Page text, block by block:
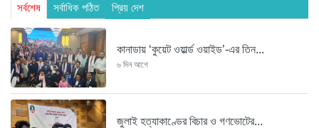
সর্বশেষ সর্বাধিক পঠিত প্রিয় দেশ
কানাডায় ‘কুয়েট ওয়ার্ল্ড ওয়াইড’-এর তিন...
৬ দিন আগে
জুলাই হত্যাকাণ্ডের বিচার ও গণভোটের...